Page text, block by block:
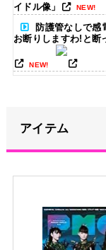
イドル像」 NEW!
防護管なしで感
お断りしますわ!と断
NEW!
ｗｗｗｗｗｗｗｗｗ
ｗ NEW!
冨里奈央ちゃ
坂46】 NEW!
冨里奈央ちゃ
アイテム